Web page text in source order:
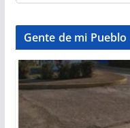
Gente de mi Pueblo